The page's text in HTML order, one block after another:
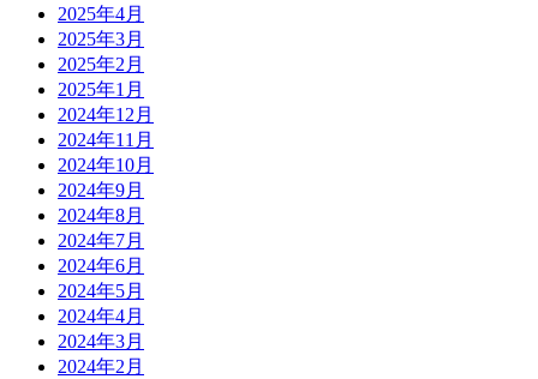
2025年4月
2025年3月
2025年2月
2025年1月
2024年12月
2024年11月
2024年10月
2024年9月
2024年8月
2024年7月
2024年6月
2024年5月
2024年4月
2024年3月
2024年2月